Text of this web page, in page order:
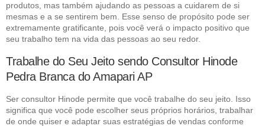
produtos, mas também ajudando as pessoas a cuidarem de si
mesmas e a se sentirem bem. Esse senso de propósito pode ser
extremamente gratificante, pois você verá o impacto positivo que
seu trabalho tem na vida das pessoas ao seu redor.
Trabalhe do Seu Jeito sendo Consultor Hinode
Pedra Branca do Amapari AP
Ser consultor Hinode permite que você trabalhe do seu jeito. Isso
significa que você pode escolher seus próprios horários, trabalhar
de onde quiser e adaptar suas estratégias de vendas conforme